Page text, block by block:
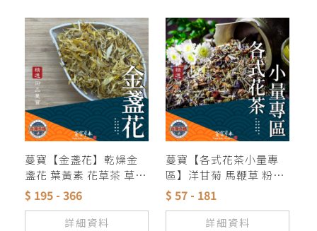
蔓寶【金盞花】乾燥金
盞花 葉黃素 花草茶 草本
茶 茶葉 茶包 眼睛保養
$ 195 - 366
詳細資料
蔓寶【各式花茶小量專
區】洋甘菊 馬鞭草 粉紅
玫瑰 紅玫瑰 迷迭香 菊花
檸檬草 金銀花 茉莉花 薰
衣草 桃花桂花 歐薄荷
$ 57 - 181
詳細資料